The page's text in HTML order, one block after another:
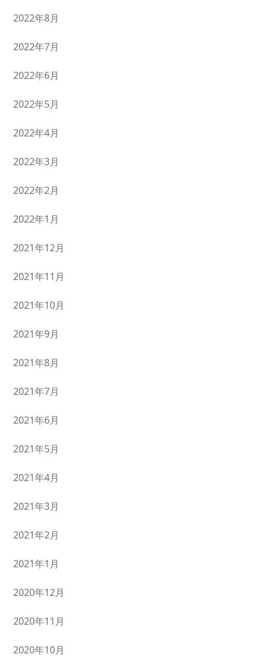
2022年8月
2022年7月
2022年6月
2022年5月
2022年4月
2022年3月
2022年2月
2022年1月
2021年12月
2021年11月
2021年10月
2021年9月
2021年8月
2021年7月
2021年6月
2021年5月
2021年4月
2021年3月
2021年2月
2021年1月
2020年12月
2020年11月
2020年10月